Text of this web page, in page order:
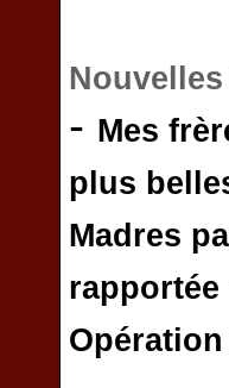
- Mes
plus
Madres
rapportée